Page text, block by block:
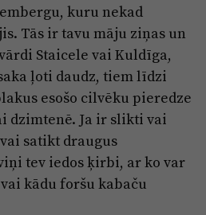
kuru nekad
Tās ir tavu māju ziņas un
Staicele vai Kuldīga,
ļoti daudz, tiem līdzi
esošo cilvēku pieredze
dzimtenē. Ja ir slikti vai
satikt draugus
tev iedos ķirbi, ar ko var
kādu foršu kabaču